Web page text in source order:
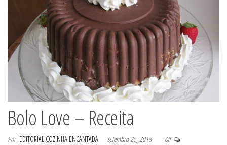
Bolo Love – Receita
Por EDITORIAL COZINHA ENCANTADA setembro 25, 2018 Off